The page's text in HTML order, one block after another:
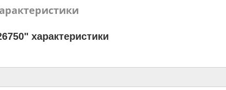
характеристики